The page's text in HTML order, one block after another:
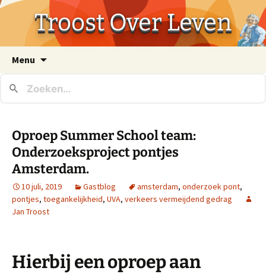
Troost Over Leven
Menu
inhoud
Oproep Summer School team:
Onderzoeksproject pontjes
Amsterdam.
10 juli, 2019 Gastblog amsterdam, onderzoek pont,
pontjes, toegankelijkheid, UVA, verkeers vermeijdend gedrag
Jan Troost
Hierbij een oproep aan